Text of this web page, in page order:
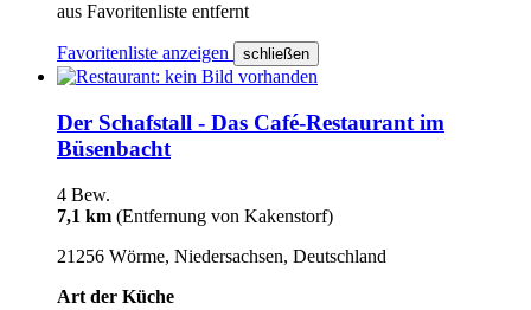
aus Favoritenliste entfernt
Favoritenliste anzeigen schließen
Der Schafstall - Das Café-Restaurant im
Büsenbacht
4 Bew.
7,1 km (Entfernung von Kakenstorf)
21256 Wörme, Niedersachsen, Deutschland
Art der Küche